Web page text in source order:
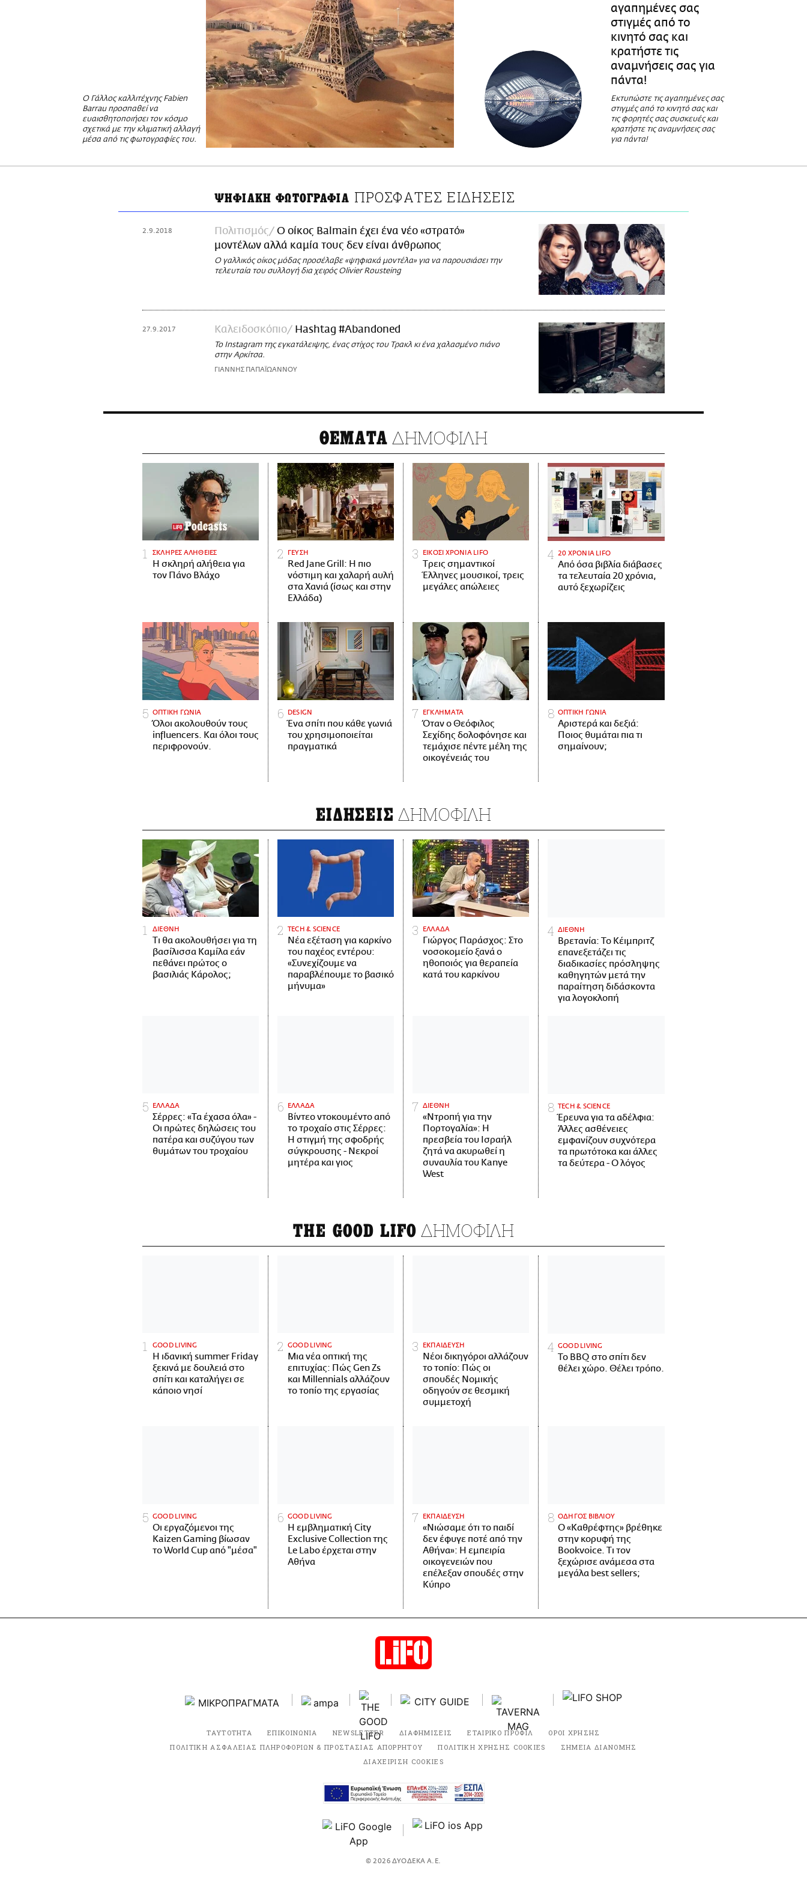
Ο Γάλλος καλλιτέχνης Fabien
Barrau προσπαθεί να
ευαισθητοποιήσει τον κόσμο
σχετικά με την κλιματική αλλαγή
μέσα από τις φωτογραφίες του.
αγαπημένες σας
στιγμές από το
κινητό σας και
κρατήστε τις
αναμνήσεις σας για
πάντα!
Εκτυπώστε τις αγαπημένες σας
στιγμές από το κινητό σας και
τις φορητές σας συσκευές και
κρατήστε τις αναμνήσεις σας
για πάντα!
ΨΗΦΙΑΚΗ ΦΩΤΟΓΡΑΦΙΑ ΠΡΟΣΦΑΤΕΣ ΕΙΔΗΣΕΙΣ
2.9.2018 Πολιτισμός
Ο οίκος Balmain έχει ένα νέο «στρατό»
μοντέλων αλλά καμία τους δεν είναι άνθρωπος
Ο γαλλικός οίκος μόδας προσέλαβε «ψηφιακά μοντέλα» για να παρουσιάσει την
τελευταία του συλλογή δια χειρός Olivier Rousteing
27.9.2017 Καλειδοσκόπιο Hashtag #Abandoned
To Instagram της εγκατάλειψης, ένας στίχος του Τρακλ κι ένα χαλασμένο πιάνο
στην Αρκίτσα.
ΓΙΑΝΝΗΣ ΠΑΠΑΪΩΑΝΝΟΥ
ΘΕΜΑΤΑ ΔΗΜΟΦΙΛΗ
ΣΚΛΗΡΕΣ ΑΛΗΘΕΙΕΣ
H σκληρή αλήθεια για
τον Πάνο Βλάχο
ΓΕΥΣΗ
Red Jane Grill: Η πιο
νόστιμη και χαλαρή αυλή
στα Χανιά (ίσως και στην
Ελλάδα)
ΕΙΚΟΣΙ ΧΡΟΝΙΑ LIFO
Tρεις σημαντικοί
Έλληνες μουσικοί, τρεις
μεγάλες απώλειες
20 ΧΡΟΝΙΑ LIFO
Από όσα βιβλία διάβασες
τα τελευταία 20 χρόνια,
αυτό ξεχωρίζεις
ΟΠΤΙΚΗ ΓΩΝΙΑ
Όλοι ακολουθούν τους
influencers. Και όλοι τους
περιφρονούν.
DESIGN
Ένα σπίτι που κάθε γωνιά
του χρησιμοποιείται
πραγματικά
ΕΓΚΛΗΜΑΤΑ
Όταν ο Θεόφιλος
Σεχίδης δολοφόνησε και
τεμάχισε πέντε μέλη της
οικογένειάς του
ΟΠΤΙΚΗ ΓΩΝΙΑ
Αριστερά και δεξιά:
Ποιος θυμάται πια τι
σημαίνουν;
ΕΙΔΗΣΕΙΣ ΔΗΜΟΦΙΛΗ
ΔΙΕΘΝΗ
Τι θα ακολουθήσει για τη
βασίλισσα Καμίλα εάν
πεθάνει πρώτος ο
βασιλιάς Κάρολος;
ΤECH & SCIENCE
Νέα εξέταση για καρκίνο
του παχέος εντέρου:
«Συνεχίζουμε να
παραβλέπουμε το βασικό
μήνυμα»
ΕΛΛΑΔΑ
Γιώργος Παράσχος: Στο
νοσοκομείο ξανά ο
ηθοποιός για θεραπεία
κατά του καρκίνου
ΔΙΕΘΝΗ
Βρετανία: Το Κέιμπριτζ
επανεξετάζει τις
διαδικασίες πρόσληψης
καθηγητών μετά την
παραίτηση διδάσκοντα
για λογοκλοπή
ΕΛΛΑΔΑ
Σέρρες: «Τα έχασα όλα» -
Οι πρώτες δηλώσεις του
πατέρα και συζύγου των
θυμάτων του τροχαίου
ΕΛΛΑΔΑ
Βίντεο ντοκουμέντο από
το τροχαίο στις Σέρρες:
Η στιγμή της σφοδρής
σύγκρουσης - Νεκροί
μητέρα και γιος
ΔΙΕΘΝΗ
«Ντροπή για την
Πορτογαλία»: Η
πρεσβεία του Ισραήλ
ζητά να ακυρωθεί η
συναυλία του Kanye
West
ΤECH & SCIENCE
Έρευνα για τα αδέλφια:
Άλλες ασθένειες
εμφανίζουν συχνότερα
τα πρωτότοκα και άλλες
τα δεύτερα - Ο λόγος
THE GOOD LIFO ΔΗΜΟΦΙΛΗ
GOOD LIVING
Η ιδανική summer Friday
ξεκινά με δουλειά στο
σπίτι και καταλήγει σε
κάποιο νησί
GOOD LIVING
Μια νέα οπτική της
επιτυχίας: Πώς Gen Zs
και Millennials αλλάζουν
το τοπίο της εργασίας
ΕΚΠΑΙΔΕΥΣΗ
Νέοι δικηγόροι αλλάζουν
το τοπίο: Πώς οι
σπουδές Νομικής
οδηγούν σε θεσμική
συμμετοχή
GOOD LIVING
Το BBQ στο σπίτι δεν
θέλει χώρο. Θέλει τρόπο.
GOOD LIVING
Οι εργαζόμενοι της
Kaizen Gaming βίωσαν
το World Cup από "μέσα"
GOOD LIVING
Η εμβληματική City
Exclusive Collection της
Le Labo έρχεται στην
Αθήνα
ΕΚΠΑΙΔΕΥΣΗ
«Νιώσαμε ότι το παιδί
δεν έφυγε ποτέ από την
Αθήνα»: Η εμπειρία
οικογενειών που
επέλεξαν σπουδές στην
Κύπρο
ΟΔΗΓΟΣ ΒΙΒΛΙΟΥ
Ο «Καθρέφτης» βρέθηκε
στην κορυφή της
Bookvoice. Τι τον
ξεχώρισε ανάμεσα στα
μεγάλα best sellers;
ΤΑΥΤΟΤΗΤΑ ΕΠΙΚΟΙΝΩΝΙΑ NEWSLETTER ΔΙΑΦΗΜΙΣΕΙΣ ΕΤΑΙΡΙΚΟ ΠΡΟΦΙΛ
ΟΡΟΙ ΧΡΗΣΗΣ
ΠΟΛΙΤΙΚΗ ΑΣΦΑΛΕΙΑΣ ΠΛΗΡΟΦΟΡΙΩΝ & ΠΡΟΣΤΑΣΙΑΣ ΑΠΟΡΡΗΤΟΥ
ΠΟΛΙΤΙΚΗ ΧΡΗΣΗΣ COOKIES
ΣΗΜΕΙΑ ΔΙΑΝΟΜΗΣ
ΔΙΑΧΕΙΡΙΣΗ COOKIES
© 2026 ΔΥΟΔΕΚΑ Α.Ε.